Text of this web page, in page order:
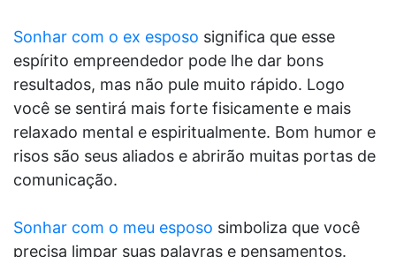
Sonhar com o ex esposo significa que esse
espírito empreendedor pode lhe dar bons
resultados, mas não pule muito rápido. Logo
você se sentirá mais forte fisicamente e mais
relaxado mental e espiritualmente. Bom humor e
risos são seus aliados e abrirão muitas portas de
comunicação.
Sonhar com o meu esposo simboliza que você
precisa limpar suas palavras e pensamentos.